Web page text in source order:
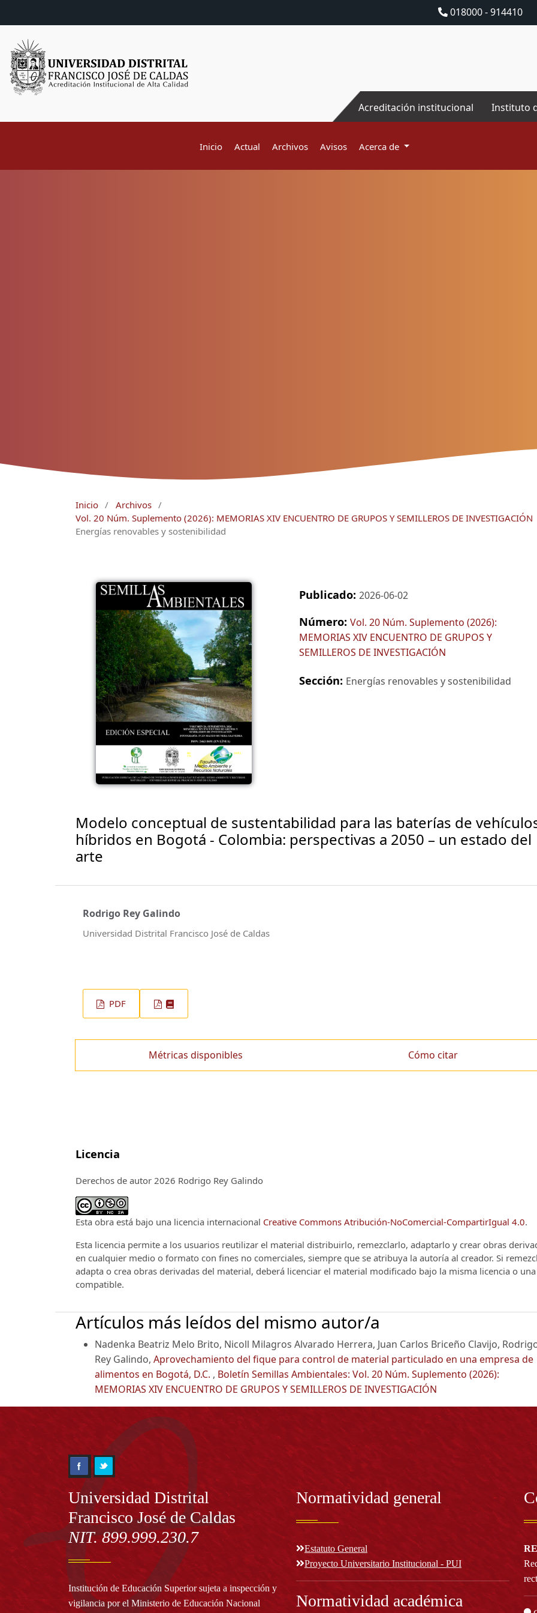
018000 - 914410
Acreditación institucional Instituto
Inicio Actual Archivos Avisos Acerca de
Inicio / Archivos /
Vol. 20 Núm. Suplemento (2026): MEMORIAS XIV ENCUENTRO DE GRUPOS Y SEMILLEROS DE INVESTIGACIÓN
Energías renovables y sostenibilidad
Publicado: 2026-06-02
Número: Vol. 20 Núm. Suplemento (2026):
MEMORIAS XIV ENCUENTRO DE GRUPOS Y
SEMILLEROS DE INVESTIGACIÓN
Sección: Energías renovables y sostenibilidad
Modelo conceptual de sustentabilidad para las baterías de
híbridos en Bogotá - Colombia: perspectivas a 2050 – un estado del
arte
Rodrigo Rey Galindo
Universidad Distrital Francisco José de Caldas
PDF
Métricas disponibles Cómo citar
Licencia
Derechos de autor 2026 Rodrigo Rey Galindo
Esta obra está bajo una licencia internacional Creative Commons Atribución-NoComercial-CompartirIgual 4.0.
Esta licencia permite a los usuarios reutilizar el material distribuirlo, remezclarlo, adaptarlo y crear obras
en cualquier medio o formato con fines no comerciales, siempre que se atribuya la autoría al creador. Si
adapta o crea obras derivadas del material, deberá licenciar el material modificado bajo la misma licencia o una
compatible.
Artículos más leídos del mismo autor/a
Nadenka Beatriz Melo Brito, Nicoll Milagros Alvarado Herrera, Juan Carlos Briceño Clavijo,
Rey Galindo, Aprovechamiento del fique para control de material particulado en una empresa de
alimentos en Bogotá, D.C. , Boletín Semillas Ambientales: Vol. 20 Núm. Suplemento (2026):
MEMORIAS XIV ENCUENTRO DE GRUPOS Y SEMILLEROS DE INVESTIGACIÓN
Información
Universidad Distrital
Francisco José de Caldas
NIT. 899.999.230.7
Institución de Educación Superior sujeta a inspección y
vigilancia por el Ministerio de Educación Nacional
Normatividad general
Estatuto General
Proyecto Universitario Institucional - PUI
Normatividad académica